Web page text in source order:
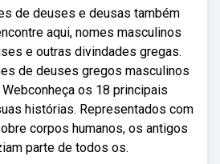
de deuses e deusas também
aqui, nomes masculinos
e outras divindades gregas.
de deuses gregos masculinos
os 18 principais
histórias. Representados com
corpos humanos, os antigos
parte de todos os.